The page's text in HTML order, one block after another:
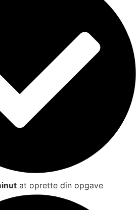
at oprette din opgave